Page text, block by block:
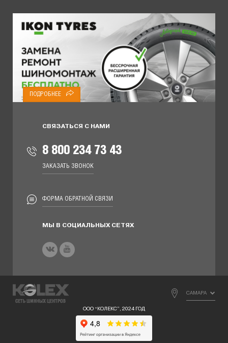
ПОДРОБНЕЕ
СВЯЗАТЬСЯ С НАМИ
8 800 234 73 43
ЗАКАЗАТЬ ЗВОНОК
ФОРМА ОБРАТНОЙ СВЯЗИ
МЫ В СОЦИАЛЬНЫХ СЕТЯХ
САМАРА
ООО “КОЛЕКС”, 2024 ГОД